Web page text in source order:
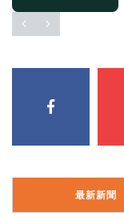
最新新聞